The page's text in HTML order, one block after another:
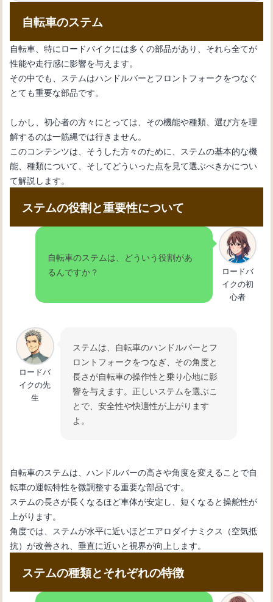
自転車初心者のためのメンテナンス
自転車の内装変速機の仕組みとメンテ
ナンス方法を理解しよう
自転車の変速機が動かない：その原因
と解決法を紹介
自転車の変速機の使い方：基本操作と
自転車初心者必見！変速機の仕組みと
使い方を徹底解説
自転車のステム
自転車、特にロードバイクには多くの部品があり、それら全てが
性能や走行感に影響を与えます。
その中でも、ステムはハンドルバーとフロントフォークをつなぐ
とても重要な部品です。
しかし、初心者の方々にとっては、その機能や種類、選び方を理
解するのは一筋縄では行きません。
このコンテンツは、そうした方々のために、ステムの基本的な機
能、種類について、そしてどういった点を見て選ぶべきかについ
て解説します。
ステムの役割と重要性について
自転車のステムは、どういう役割があ
るんですか？
ロードバ
イクの初
心者
ロードバ
イクの先
生
ステムは、自転車のハンドルバーとフ
ロントフォークをつなぎ、その角度と
長さが自転車の操作性と乗り心地に影
響を与えます。正しいステムを選ぶこ
とで、安全性や快適性が上がります
よ。
自転車のステムは、ハンドルバーの高さや角度を変えることで自
転車の運転特性を微調整する重要な部品です。
ステムの長さが長くなるほど車体が安定し、短くなると操舵性が
上がります。
角度では、ステムが水平に近いほどエアロダイナミクス（空気抵
抗）が改善され、垂直に近いと視界が向上します。
ステムの種類とそれぞれの特徴